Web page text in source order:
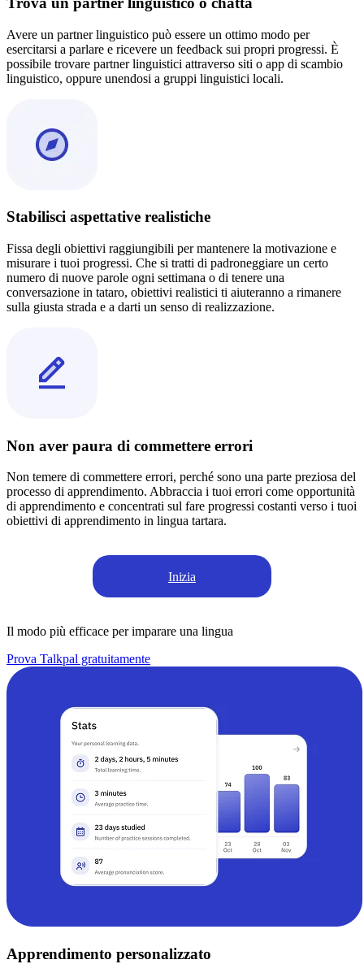
Avere un partner linguistico può essere un ottimo modo per
esercitarsi a parlare e ricevere un feedback sui propri progressi. È
possibile trovare partner linguistici attraverso siti o app di scambio
linguistico, oppure unendosi a gruppi linguistici locali.
Stabilisci aspettative realistiche
Fissa degli obiettivi raggiungibili per mantenere la motivazione e
misurare i tuoi progressi. Che si tratti di padroneggiare un certo
numero di nuove parole ogni settimana o di tenere una
conversazione in tataro, obiettivi realistici ti aiuteranno a rimanere
sulla giusta strada e a darti un senso di realizzazione.
Non aver paura di commettere errori
Non temere di commettere errori, perché sono una parte preziosa del
processo di apprendimento. Abbraccia i tuoi errori come opportunità
di apprendimento e concentrati sul fare progressi costanti verso i tuoi
obiettivi di apprendimento in lingua tartara.
Inizia
Il modo più efficace per imparare una lingua
Prova Talkpal gratuitamente
Apprendimento personalizzato